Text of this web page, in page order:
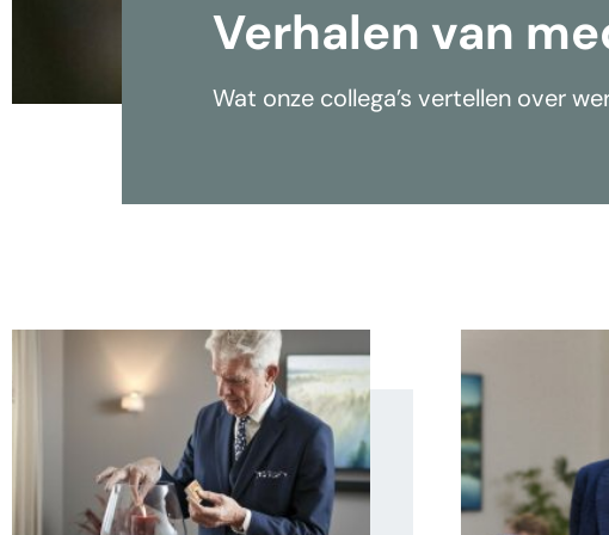
Verhalen van
Wat onze collega’s vertellen over